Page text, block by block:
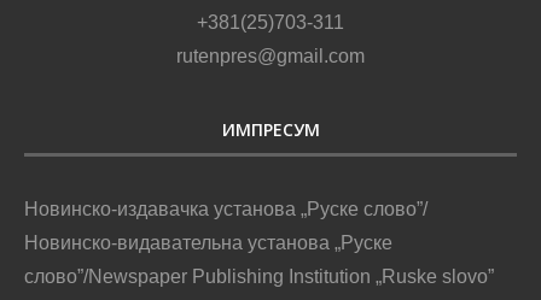
+381(25)703-311
rutenpres@gmail.com
ИМПРЕСУМ
Новинско-издавачка установа „Руске слово”/
Новинско-видавательна установа „Руске
слово”/Newspaper Publishing Institution „Ruske slovo”